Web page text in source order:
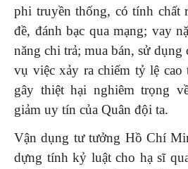
phi truyền thống, có tính chất
đề, đánh bạc qua mạng; vay
năng chi trả; mua bán, sử dụng
vụ việc xảy ra chiếm tỷ lệ cao
gây thiệt hại nghiêm trọng
giảm uy tín của Quân đội ta.
Vận dụng tư tưởng Hồ Chí
dựng tính kỷ luật cho hạ sĩ